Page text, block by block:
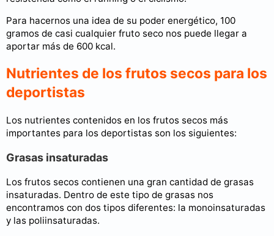
Para hacernos una idea de su poder energético, 100
gramos de casi cualquier fruto seco nos puede llegar a
aportar más de 600 kcal.
Nutrientes de los frutos secos para los
deportistas
Los nutrientes contenidos en los frutos secos más
importantes para los deportistas son los siguientes:
Grasas insaturadas
Los frutos secos contienen una gran cantidad de grasas
insaturadas. Dentro de este tipo de grasas nos
encontramos con dos tipos diferentes: la monoinsaturadas
y las poliinsaturadas.